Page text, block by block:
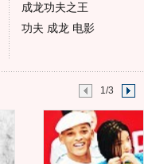
成龙功夫之王
功夫 成龙 电影
1/3